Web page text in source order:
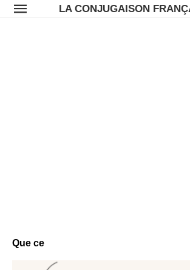
LA CONJUGAISON
Que ce